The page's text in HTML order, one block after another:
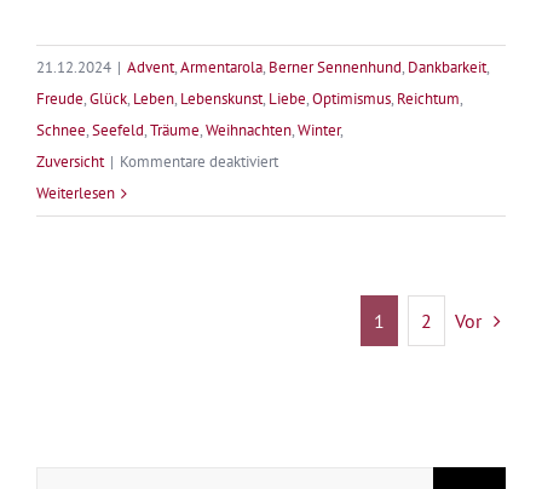
21.12.2024 | Advent,Armentarola,Berner Sennenhund,Dankbarkeit,
Freude,Glück,Leben,Lebenskunst,Liebe,Optimismus,Reichtum,
Schnee,Seefeld,Träume,Weihnachten,Winter,
Zuversicht | Kommentare deaktiviertfür
in
Weiterlesen
1 2 Vor